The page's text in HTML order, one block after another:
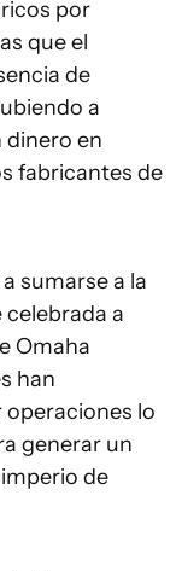
por
que el
de
a
dinero en
fabricantes de
sumarse a la
celebrada a
Omaha
han
lo
generar un
de